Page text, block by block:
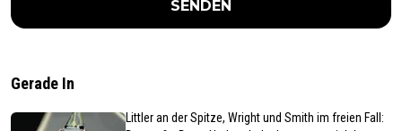
SENDEN
Gerade In
Littler an der Spitze, Wright und Smith im freien Fall: